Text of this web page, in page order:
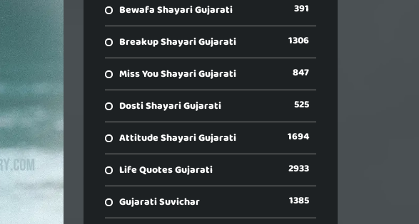
Bewafa Shayari Gujarati 391
Breakup Shayari Gujarati 1306
Miss You Shayari Gujarati 847
Dosti Shayari Gujarati 525
Attitude Shayari Gujarati 1694
Life Quotes Gujarati 2933
Gujarati Suvichar 1385